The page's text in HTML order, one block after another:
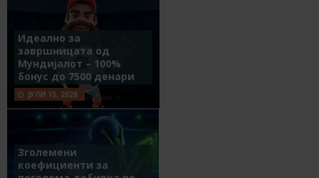
Идеално за
завршницата од
Мундијалот – 100%
бонус до 7500 денари
ЈУЛИ 15, 2026
Зголемени
коефициенти за